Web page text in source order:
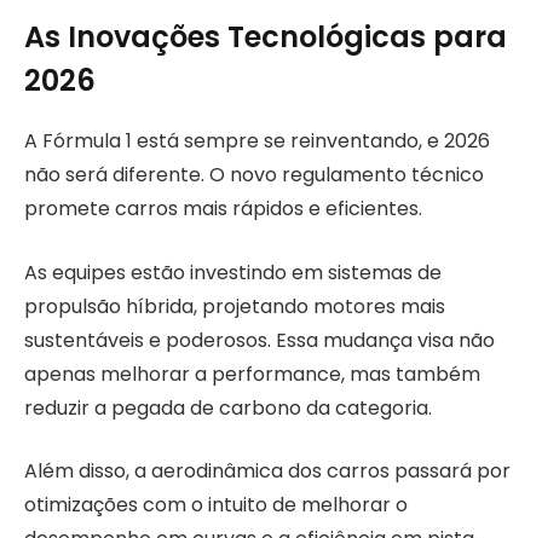
As Inovações Tecnológicas para
2026
A Fórmula 1 está sempre se reinventando, e 2026
não será diferente. O novo regulamento técnico
promete carros mais rápidos e eficientes.
As equipes estão investindo em sistemas de
propulsão híbrida, projetando motores mais
sustentáveis e poderosos. Essa mudança visa não
apenas melhorar a performance, mas também
reduzir a pegada de carbono da categoria.
Além disso, a aerodinâmica dos carros passará por
otimizações com o intuito de melhorar o